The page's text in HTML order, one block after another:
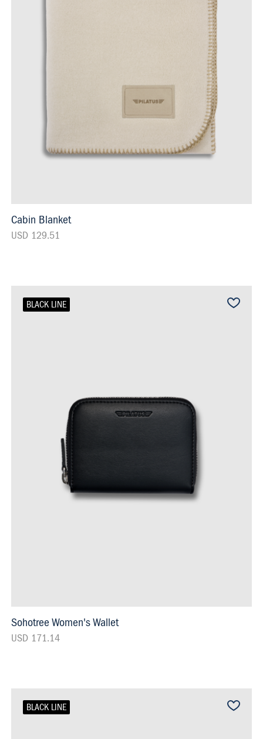
Cabin Blanket
USD 129.51
BLACK LINE
Sohotree Women's Wallet
USD 171.14
BLACK LINE